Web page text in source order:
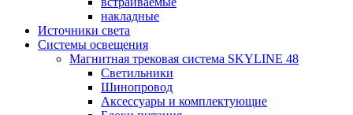
накладные
Источники света
Системы освещения
Магнитная трековая система SKYLINE 48
Светильники
Шинопровод
Аксессуары и комплектующие